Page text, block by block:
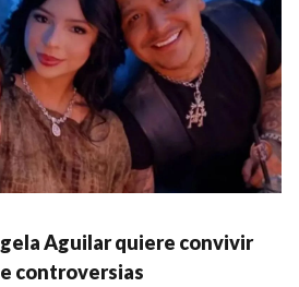
Aguilar quiere convivir
controversias